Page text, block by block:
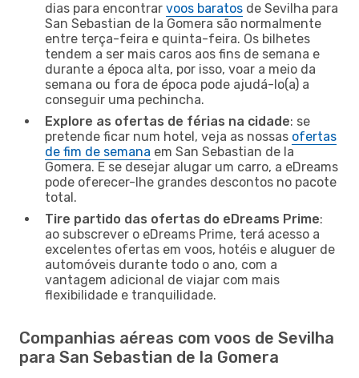
dias para encontrar voos baratos de Sevilha para
San Sebastian de la Gomera são normalmente
entre terça-feira e quinta-feira. Os bilhetes
tendem a ser mais caros aos fins de semana e
durante a época alta, por isso, voar a meio da
semana ou fora de época pode ajudá-lo(a) a
conseguir uma pechincha.
Explore as ofertas de férias na cidade: se
pretende ficar num hotel, veja as nossas ofertas
de fim de semana em San Sebastian de la
Gomera. E se desejar alugar um carro, a eDreams
pode oferecer-lhe grandes descontos no pacote
total.
Tire partido das ofertas do eDreams Prime:
ao subscrever o eDreams Prime, terá acesso a
excelentes ofertas em voos, hotéis e aluguer de
automóveis durante todo o ano, com a
vantagem adicional de viajar com mais
flexibilidade e tranquilidade.
Companhias aéreas com voos de Sevilha
para San Sebastian de la Gomera